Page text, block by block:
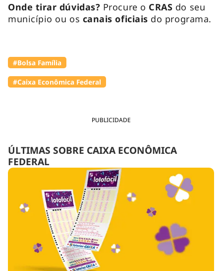
PUBLICIDADE
ÚLTIMAS SOBRE CAIXA ECONÔMICA
FEDERAL
Onde tirar dúvidas? Procure o CRAS do seu
município ou os canais oficiais do programa.
#Bolsa Família
#Caixa Econômica Federal